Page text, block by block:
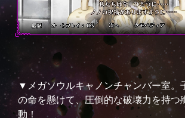
▼メガソウルキャノンチャンバー室。
の命を懸けて、圧倒的な破壊力を持つ
動！